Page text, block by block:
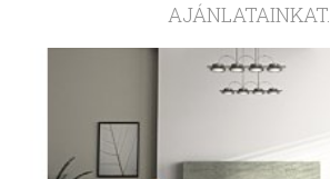
AJÁNLATAINKAT.